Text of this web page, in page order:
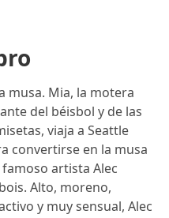
musa. Mia, la motera
del béisbol y de las
viaja a Seattle
convertirse en la musa
famoso artista Alec
Alto, moreno,
y muy sensual, Alec